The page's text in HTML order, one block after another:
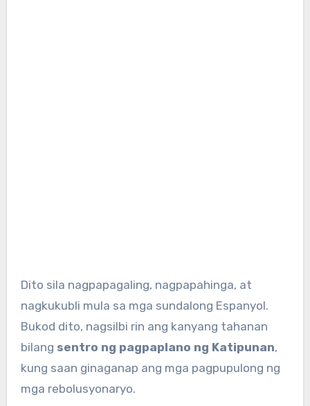
Dito sila nagpapagaling, nagpapahinga, at
nagkukubli mula sa mga sundalong Espanyol.
Bukod dito, nagsilbi rin ang kanyang tahanan
bilang sentro ng pagpaplano ng Katipunan,
kung saan ginaganap ang mga pagpupulong ng
mga rebolusyonaryo.